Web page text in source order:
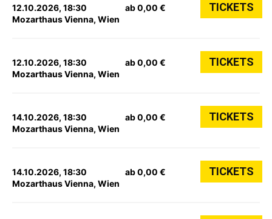
12.10.2026, 18:30
Mozarthaus Vienna, Wien
ab 0,00 € TICKETS
12.10.2026, 18:30
Mozarthaus Vienna, Wien
ab 0,00 € TICKETS
14.10.2026, 18:30
Mozarthaus Vienna, Wien
ab 0,00 € TICKETS
14.10.2026, 18:30
Mozarthaus Vienna, Wien
ab 0,00 € TICKETS